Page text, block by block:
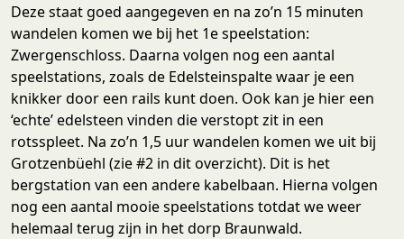
Deze staat goed aangegeven en na zo’n 15 minuten
wandelen komen we bij het 1e speelstation:
Zwergenschloss. Daarna volgen nog een aantal
speelstations, zoals de Edelsteinspalte waar je een
knikker door een rails kunt doen. Ook kan je hier een
‘echte’ edelsteen vinden die verstopt zit in een
rotsspleet. Na zo’n 1,5 uur wandelen komen we uit bij
Grotzenbüehl (zie #2 in dit overzicht). Dit is het
bergstation van een andere kabelbaan. Hierna volgen
nog een aantal mooie speelstations totdat we weer
helemaal terug zijn in het dorp Braunwald.